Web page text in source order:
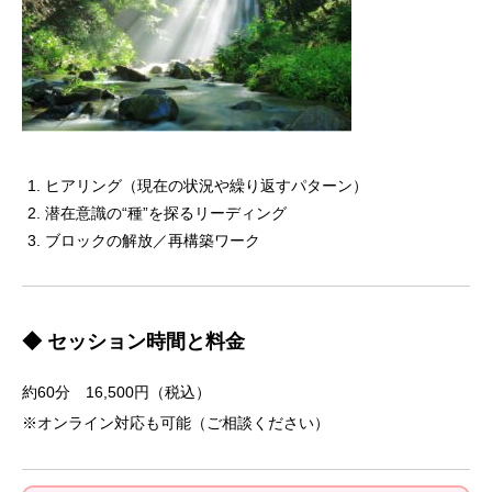
ヒアリング（現在の状況や繰り返すパターン）
潜在意識の“種”を探るリーディング
ブロックの解放／再構築ワーク
◆ セッション時間と料金
約60分 16,500円（税込）
※オンライン対応も可能（ご相談ください）